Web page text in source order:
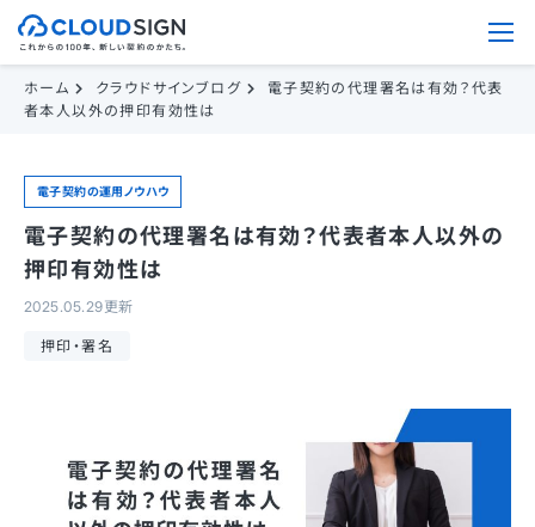
ホーム クラウドサインブログ
電子契約の代理署名は有効？代表
者本人以外の押印有効性は
電子契約の運用ノウハウ
電子契約の代理署名は有効？代表者本人以外の
押印有効性は
2025.05.29更新
押印・署名